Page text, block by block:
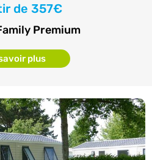
de 357€
Premium
plus